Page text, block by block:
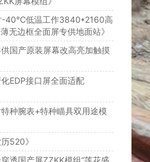
-40℃低温工作3840*2160高
无边框全面屏专供地面站》
供国产原装屏幕改高亮加触摸
化EDP接口屏全面适配
特种腕表+特种瞄具双用途模
520》
穿透国产屏ZZKK模组“莲花盛